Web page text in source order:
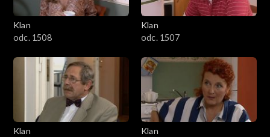
Klan
odc. 1508
Klan
odc. 1507
Klan
Klan